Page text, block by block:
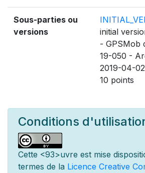
Sous-parties ou
versions
initial
- GPSMob
19-050 -
2019-04-
10 points
Conditions
Cette <93>uvre est mise
termes de la Licence Creative